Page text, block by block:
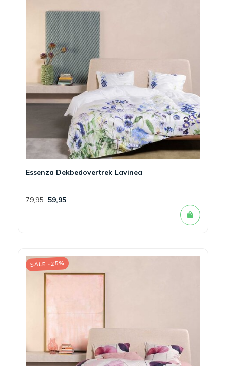
Essenza Dekbedovertrek Lavinea
79,95 59,95
SALE -25%